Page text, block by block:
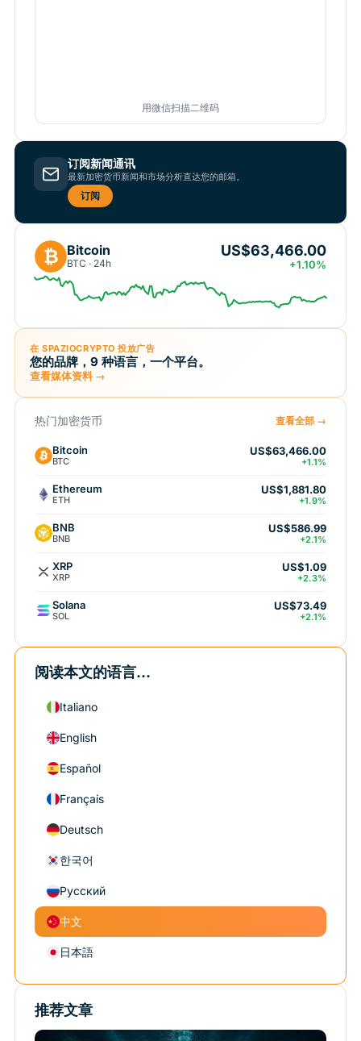
用微信扫描二维码
订阅新闻通讯
最新加密货币新闻和市场分析直达您的邮箱。
订阅
₿ Bitcoin
BTC · 24h
US$63,466.00
+1.10%
在 SPAZIOCRYPTO 投放广告
您的品牌，9 种语言，一个平台。
查看媒体资料 →
热门加密货币 查看全部 →
Bitcoin
BTC
US$63,466.00
+1.1%
Ethereum
ETH
US$1,881.80
+1.9%
BNB
BNB
US$586.99
+2.1%
XRP
XRP
US$1.09
+2.3%
Solana
SOL
US$73.49
+2.1%
阅读本文的语言...
Italiano
English
Español
Français
Deutsch
한국어
Русский
中文
日本語
推荐文章